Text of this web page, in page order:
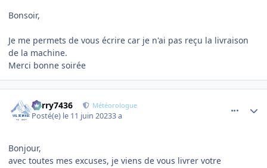
Bonsoir,
Je me permets de vous écrire car je n'ai pas reçu la livraison
de la machine.
Merci bonne soirée
Perry7436 Météorologue
Posté(e) le 11 juin 20233 a
Bonjour,
avec toutes mes excuses, je viens de vous livrer votre